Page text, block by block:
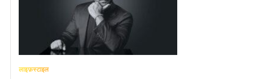
लाइफ़स्टाइल